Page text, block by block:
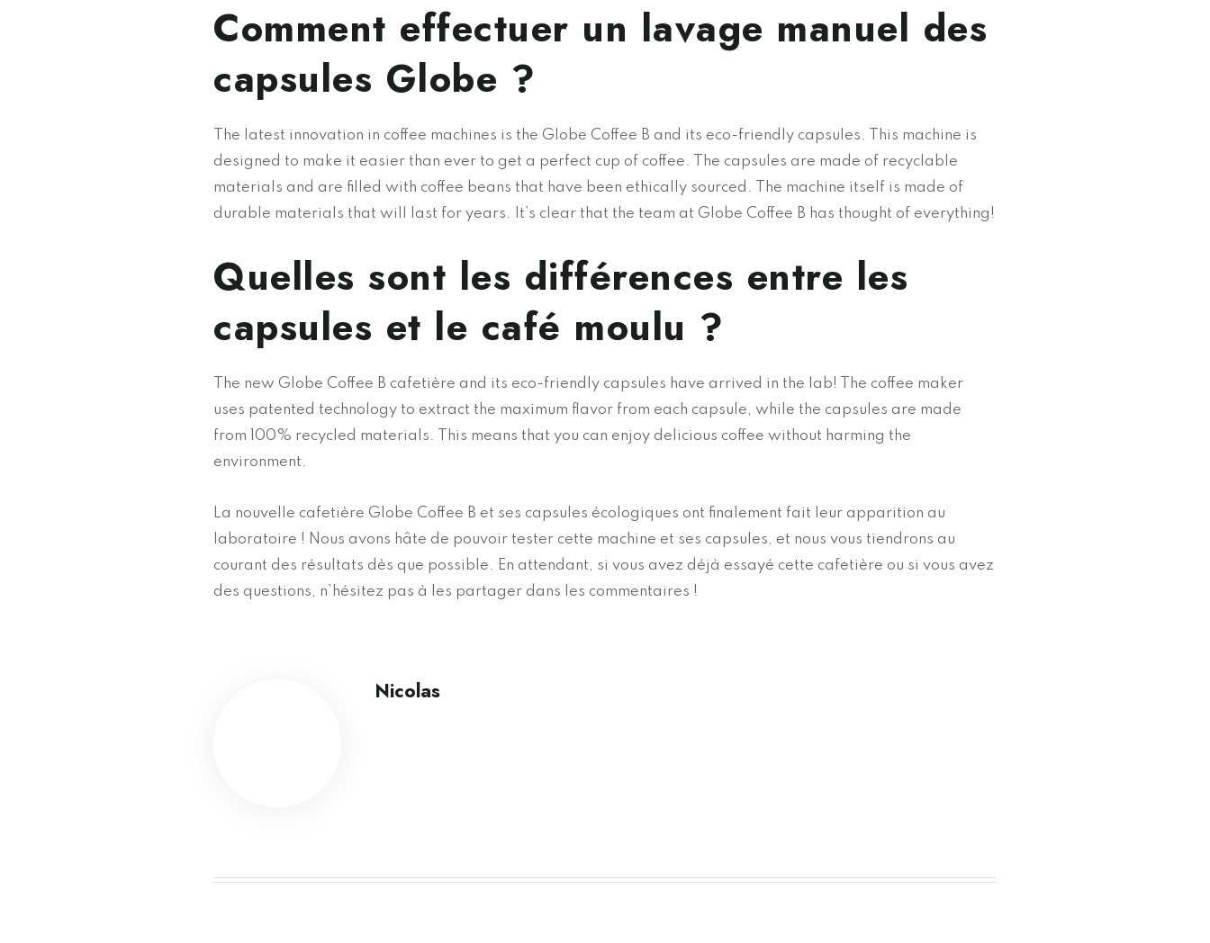
Comment effectuer un lavage manuel des
capsules Globe ?
The latest innovation in coffee machines is the Globe Coffee B and its eco-friendly capsules. This machine is
designed to make it easier than ever to get a perfect cup of coffee. The capsules are made of recyclable
materials and are filled with coffee beans that have been ethically sourced. The machine itself is made of
durable materials that will last for years. It’s clear that the team at Globe Coffee B has thought of everything!
Quelles sont les différences entre les
capsules et le café moulu ?
The new Globe Coffee B cafetière and its eco-friendly capsules have arrived in the lab! The coffee maker
uses patented technology to extract the maximum flavor from each capsule, while the capsules are made
from 100% recycled materials. This means that you can enjoy delicious coffee without harming the
environment.
La nouvelle cafetière Globe Coffee B et ses capsules écologiques ont finalement fait leur apparition au
laboratoire ! Nous avons hâte de pouvoir tester cette machine et ses capsules, et nous vous tiendrons au
courant des résultats dès que possible. En attendant, si vous avez déjà essayé cette cafetière ou si vous avez
des questions, n’hésitez pas à les partager dans les commentaires !
Nicolas